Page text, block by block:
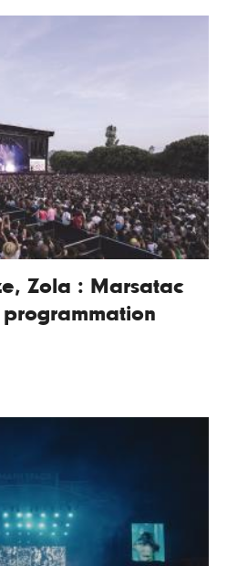
Zola : Marsatac